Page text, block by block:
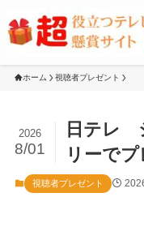
ホーム 視聴者プレゼント
日テレ
リーで
2026
8/01
視聴者プレゼント